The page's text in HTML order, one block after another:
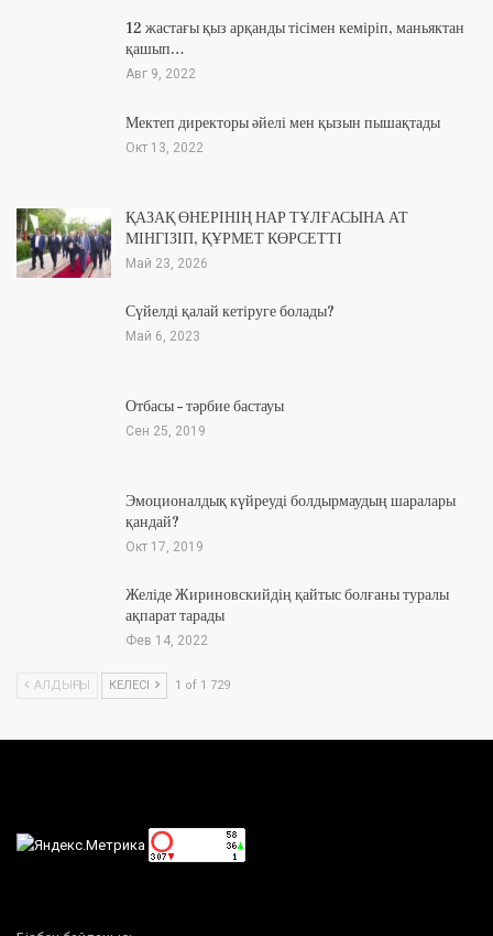
12 жастағы қыз арқанды тісімен кеміріп, маньяктан
қашып…
Авг 9, 2022
Мектеп директоры әйелі мен қызын пышақтады
Окт 13, 2022
ҚАЗАҚ ӨНЕРІНІҢ НАР ТҰЛҒАСЫНА АТ
МІНГІЗІП, ҚҰРМЕТ КӨРСЕТТІ
Май 23, 2026
Сүйелді қалай кетіруге болады?
Май 6, 2023
Отбасы – тәрбие бастауы
Сен 25, 2019
Эмоционалдық күйреуді болдырмаудың шаралары
қандай?
Окт 17, 2019
Желіде Жириновскийдің қайтыс болғаны туралы
ақпарат тарады
Фев 14, 2022
АЛДЫҢҒЫ КЕЛЕСІ 1 of 1 729